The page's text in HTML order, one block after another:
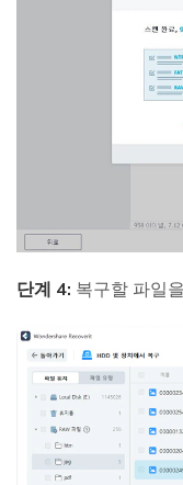
단계 4: 복구할 파일